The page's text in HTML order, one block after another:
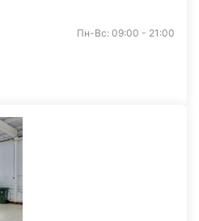
Пн-Вс: 09:00 - 21:00